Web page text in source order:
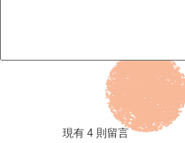
現有 4 則留言